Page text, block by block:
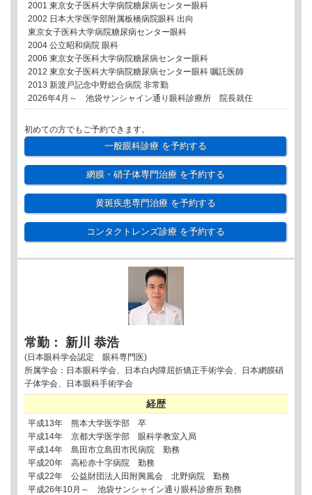
2001 東京女子医科大学病院糖尿病センター眼科
2002 日本大学医学部附属板橋病院眼科 出向
東京女子医科大学病院糖尿病センター眼科
2004 公立昭和病院 眼科
2006 東京女子医科大学病院糖尿病センター眼科
2012 東京女子医科大学病院糖尿病センター眼科 嘱託医師
2013 新渡戸記念中野総合病院 非常勤
2026年4月～ 池袋サンシャイン通り眼科診療所 院長就任
初めての方でもご予約できます。
一般眼科診療を予約する
網膜・硝子体専門治療を予約する
黄斑疾患専門治療を予約する
コンタクトレンズ診療を予約する
常勤： 新川 恭浩
(日本眼科学会認定 眼科専門医)
所属学会：日本眼科学会、日本白内障屈折矯正手術学会、日本網膜硝
子体学会、日本眼科手術学会
経歴
平成13年 熊本大学医学部 卒
平成14年 京都大学医学部 眼科学教室入局
平成14年 島田市立島田市民病院 勤務
平成20年 高松赤十字病院 勤務
平成22年 公益財団法人田附興風会 北野病院 勤務
平成26年10月～ 池袋サンシャイン通り眼科診療所 勤務